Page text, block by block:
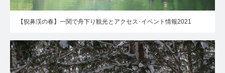
【猊鼻渓の春】一関で舟下り観光とアクセス･イベント情報2021